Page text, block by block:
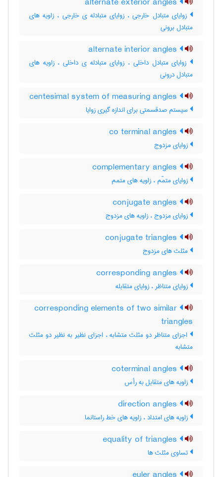
زوایای متبادل خارجی ، زوایای متبادله ی خارجی ، زاویه های
متبادل برونی
زوایای متبادل داخلی ، زوایای متبادله ی داخلی ، زاویه های
متبادل درونی
سیستم صدقسمتی برای اندازه گیری زوایا
زوایای مزدوج
زوایای متمّم ، زاویه های متمم
زوایای مزدوج ، زاویه های مزدوج
مثلث های مزدوج
زوایای متناظر ، زوایای متقابله
corresponding elements of two similar
triangles
اجزای متناظر دو مثلث متشابه ، اجزای نظیر به نظیر دو مثلث
متشابه
زاویه های متقابل به رأس
زاویه های امتداد ، زاویه های خط راستانما
تساوی مثلث ها